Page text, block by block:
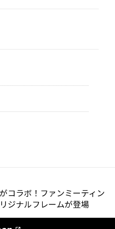
コラボ！ファンミーティン
ジナルフレームが登場